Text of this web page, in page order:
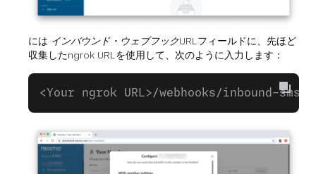
には インバウンド・ウェブフックURL フィールドに、先ほど
収集したngrok URLを使用して、次のように入力します：
<Your ngrok URL>/webhooks/inbound-sms